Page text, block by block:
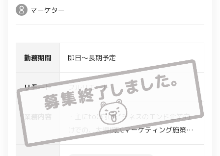
マーケター
勤務期間 即日～長期予定
リモート フルリモート
・主にtoC向けビジネスのエンド企業向
けでの、大規模ECマーケティング施策の
業務支援